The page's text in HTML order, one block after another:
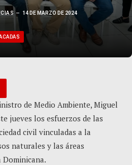
14 DE MARZO DE 2024
de Medio Ambiente, Miguel
jueves los esfuerzos de las
civil vinculadas a la
naturales y las áreas
Dominicana.